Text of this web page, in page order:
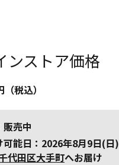
ンストア価格
（税込）
売中
可能日：2026年8月9日(日)
代田区大手町へお届け